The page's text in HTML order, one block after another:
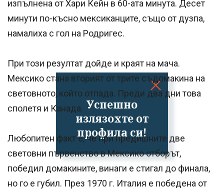
Успешно
излязохте от
профила си!
изпълнена от Хари Кейн в 60-ата минута. Десет
минути по-късно мексиканците, също от дузпа,
намалиха с гол на Родригес.
При този резултат дойде и краят на мача.
Мексико стана вторият от трите съдомакина на
световното, който отпада. Преди два дни това
сполетя и Канада.
Любопитен факт е, че при предишните две
световни първенство в Мексико отборът,
победил домакините, винаги е стигал до финала,
но го е губил. През 1970 г. Италия е победена от